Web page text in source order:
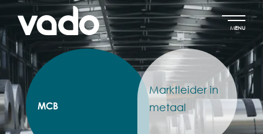
MENU
MCB
Marktleider in
metaal